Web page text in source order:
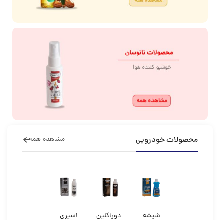
محصولات خودرویی مشاهده همه
شیشه دوراکلین اسپری